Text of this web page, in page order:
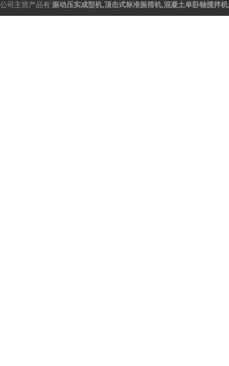
公司主营产品有:振动压实成型机,顶击式标准振筛机,混凝土单卧轴搅拌机